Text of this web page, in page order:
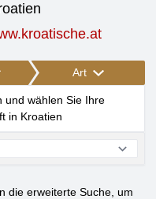
Art
und wählen Sie Ihre
in Kroatien
die erweiterte Suche, um